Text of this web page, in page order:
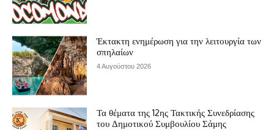
Έκτακτη ενημέρωση για την λειτουργία των
σπηλαίων
4 Αυγούστου 2026
Τα θέματα της 12ης Τακτικής Συνεδρίασης
του Δημοτικού Συμβουλίου Σάμης